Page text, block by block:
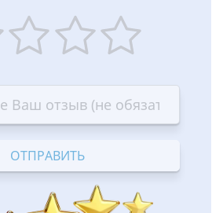
stars
—
OK
stars
—
Good
stars
—
Excellent